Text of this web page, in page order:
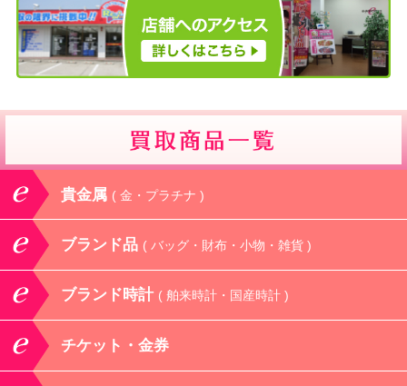
貴金属 ( 金・プラチナ )
ブランド品 ( バッグ・財布・小物・雑貨 )
ブランド時計 ( 舶来時計・国産時計 )
チケット・金券